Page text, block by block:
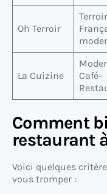
Oh Terroir
La Cuizine
Café-
Comment
restaurant
Voici quelques
vous tromper :